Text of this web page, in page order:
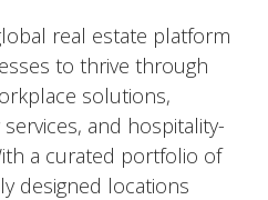
real estate platform
to thrive through
solutions,
and hospitality-
a curated portfolio of
designed locations